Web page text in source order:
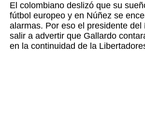
El colombiano deslizó que su
fútbol europeo y en Núñez se
alarmas. Por eso el presidente del
salir a advertir que Gallardo
en la continuidad de la